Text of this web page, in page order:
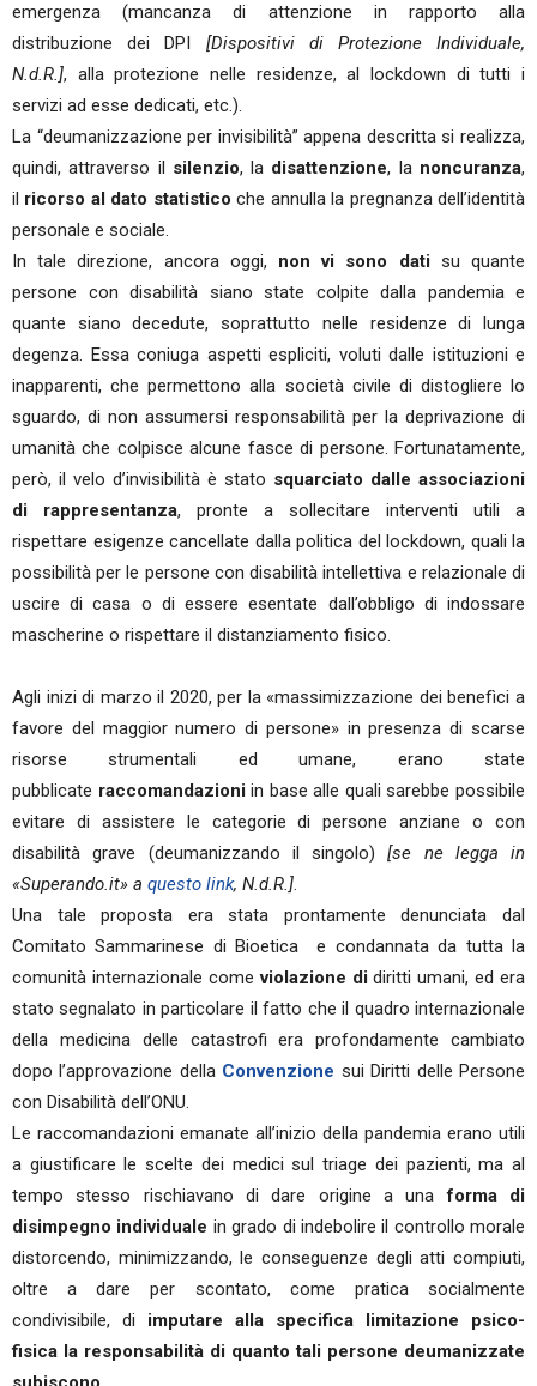
emergenza (mancanza di attenzione in rapporto alla
distribuzione dei DPI [Dispositivi di Protezione Individuale,
N.d.R.], alla protezione nelle residenze, al lockdown di tutti i
servizi ad esse dedicati, etc.).
La “deumanizzazione per invisibilità” appena descritta si realizza,
quindi, attraverso il silenzio, la disattenzione, la noncuranza,
il ricorso al dato statistico che annulla la pregnanza dell’identità
personale e sociale.
In tale direzione, ancora oggi, non vi sono datisu quante
persone con disabilità siano state colpite dalla pandemia e
quante siano decedute, soprattutto nelle residenze di lunga
degenza. Essa coniuga aspetti espliciti, voluti dalle istituzioni e
inapparenti, che permettono alla società civile di distogliere lo
sguardo, di non assumersi responsabilità per la deprivazione di
umanità che colpisce alcune fasce di persone. Fortunatamente,
però, il velo d’invisibilità è stato squarciato dalle associazioni
di rappresentanza, pronte a sollecitare interventi utili a
rispettare esigenze cancellate dalla politica del lockdown, quali la
possibilità per le persone con disabilità intellettiva e relazionale di
uscire di casa o di essere esentate dall’obbligo di indossare
mascherine o rispettare il distanziamento fisico.
Agli inizi di marzo il 2020, per la «massimizzazione dei benefìci a
favore del maggior numero di persone» in presenza di scarse
risorse strumentali ed umane, erano state
pubblicate raccomandazioniin base alle quali sarebbe possibile
evitare di assistere le categorie di persone anziane o con
disabilità grave (deumanizzando il singolo)[se ne legga in
«Superando.it» a questo link, N.d.R.].
Una tale proposta era stata prontamente denunciata dal
Comitato Sammarinese di Bioetica e condannata da tutta la
comunità internazionale comeviolazione didiritti umani, ed era
stato segnalato in particolare il fatto che il quadro internazionale
della medicina delle catastrofi era profondamente cambiato
dopo l’approvazione della Convenzione sui Diritti delle Persone
con Disabilità dell’ONU.
Le raccomandazioni emanate all’inizio della pandemia erano utili
a giustificare le scelte dei medici sul triage dei pazienti, ma al
tempo stesso rischiavano di dare origine a unaforma di
disimpegno individuale in grado di indebolire il controllo morale
distorcendo, minimizzando, le conseguenze degli atti compiuti,
oltre a dare per scontato, come pratica socialmente
condivisibile, di imputare alla specifica limitazione psico-
fisica la responsabilità di quanto tali persone deumanizzate